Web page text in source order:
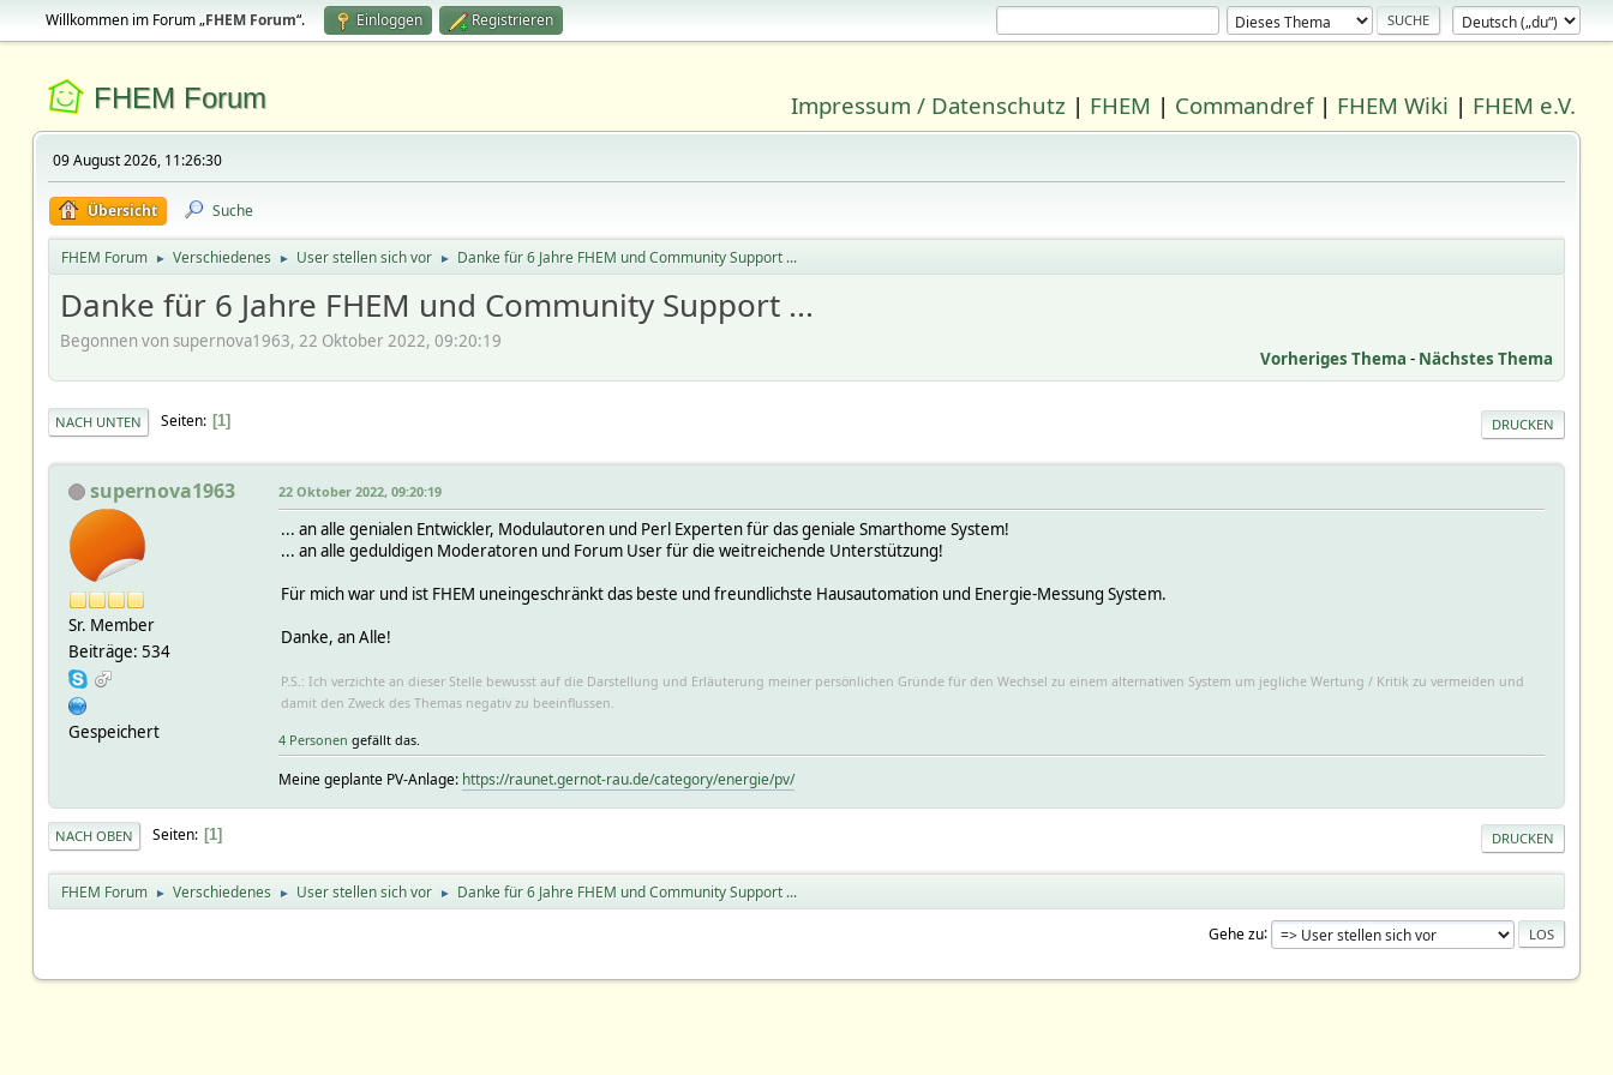
Willkommen im Forum „FHEM Forum“. Einloggen Registrieren
FHEM Forum Impressum / Datenschutz | FHEM | Commandref| FHEM Wiki | FHEM e.V.
09 August 2026, 11:26:30
Übersicht Suche
FHEM Forum ► Verschiedenes ► User stellen sich vor ► Danke für 6 Jahre FHEM und Community Support ...
Danke für 6 Jahre FHEM und Community Support ...
Begonnen von supernova1963, 22 Oktober 2022, 09:20:19
Vorheriges Thema - Nächstes Thema
DRUCKEN
NACH UNTEN Seiten 1
supernova1963
Sr. Member
Beiträge: 534
Gespeichert
22 Oktober 2022, 09:20:19
... an alle genialen Entwickler, Modulautoren und Perl Experten für das geniale Smarthome System!
... an alle geduldigen Moderatoren und Forum User für die weitreichende Unterstützung!
Für mich war und ist FHEM uneingeschränkt das beste und freundlichste Hausautomation und Energie-Messung System.
Danke, an Alle!
P.S.: Ich verzichte an dieser Stelle bewusst auf die Darstellung und Erläuterung meiner persönlichen Gründe für den Wechsel zu einem alternativen System um jegliche Wertung / Kritik zu vermeiden und
damit den Zweck des Themas negativ zu beeinflussen.
4 Personen gefällt das.
Meine geplante PV-Anlage: https://raunet.gernot-rau.de/category/energie/pv/
DRUCKEN
NACH OBEN Seiten 1
FHEM Forum ► Verschiedenes ► User stellen sich vor ► Danke für 6 Jahre FHEM und Community Support ...
Gehe zu